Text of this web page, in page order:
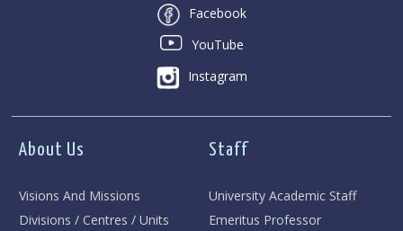
Facebook
YouTube
Instagram
About Us
Visions And Missions
Divisions / Centres / Units
Staff
University Academic Staff
Emeritus Professor